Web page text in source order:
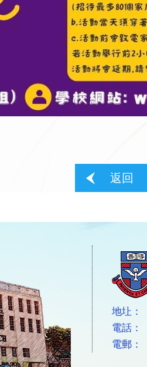
返回
地圵：
電話：
電郵：